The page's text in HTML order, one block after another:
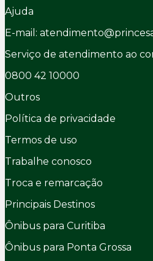
Ajuda
E-mail:
Serviço de atendimento ao
0800 42 10000
Outros
Política de privacidade
Termos de uso
Trabalhe conosco
Troca e remarcação
Principais Destinos
Ônibus para Curitiba
Ônibus para Ponta Grossa